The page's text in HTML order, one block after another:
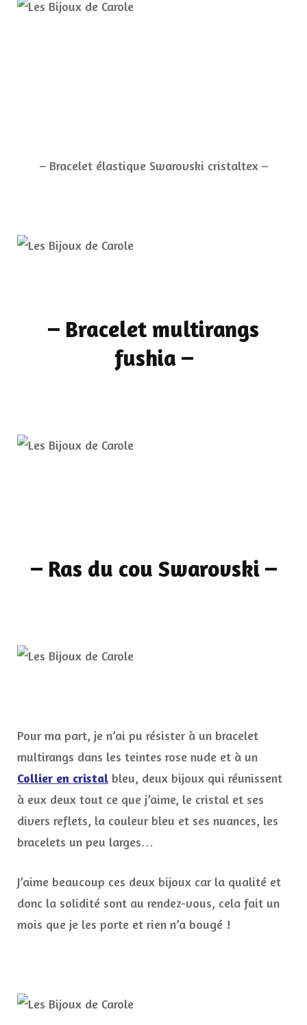
– Bracelet élastique Swarovski cristaltex –
– Bracelet multirangs
fushia–
– Ras du cou Swarovski–
Pour ma part, je n’ai pu résister à un bracelet
multirangs dans les teintes rose nude et à un
Collier en cristal bleu, deux bijoux qui réunissent
à eux deux tout ce que j’aime, le cristal et ses
divers reflets, la couleur bleu et ses nuances, les
bracelets un peu larges…
J’aime beaucoup ces deux bijoux car la qualité et
donc la solidité sont au rendez-vous, cela fait un
mois que je les porte et rien n’a bougé !